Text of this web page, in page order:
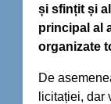
și sfințit și
principal al
organizate
De
licitației, dar